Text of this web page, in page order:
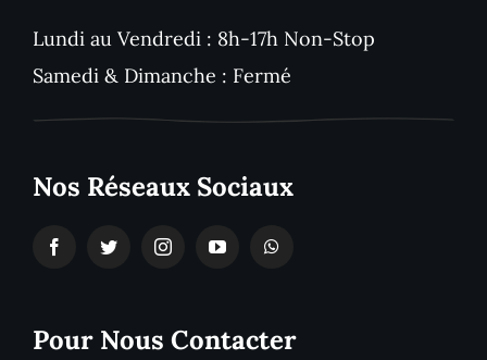
Lundi au Vendredi : 8h-17h Non-Stop
Samedi & Dimanche : Fermé
Nos Réseaux Sociaux
Pour Nous Contacter